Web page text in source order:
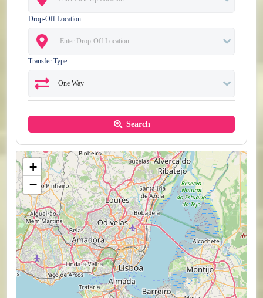
Drop-Off Location
Transfer Type
Search
+
−